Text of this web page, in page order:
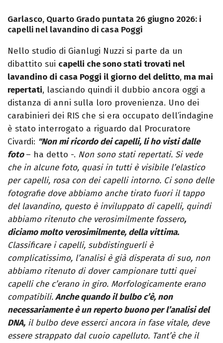
Garlasco, Quarto Grado puntata 26 giugno 2026: i
capelli nel lavandino di casa Poggi
Nello studio di Gianlugi Nuzzi si parte da un
dibattito sui capelli che sono stati trovati nel
lavandino di casa Poggi il giorno del delitto, ma mai
repertati, lasciando quindi il dubbio ancora oggi a
distanza di anni sulla loro provenienza. Uno dei
carabinieri dei RIS che si era occupato dell’indagine
è stato interrogato a riguardo dal Procuratore
Civardi: "Non mi ricordo dei capelli, li ho visti dalle
foto – ha detto -. Non sono stati repertati. Si vede
che in alcune foto, quasi in tutti è visibile l’elastico
per capelli, rosa con dei capelli intorno. Ci sono delle
fotografie dove abbiamo anche tirato fuori il tappo
del lavandino, questo è inviluppato di capelli, quindi
abbiamo ritenuto che verosimilmente fossero,
diciamo molto verosimilmente, della vittima.
Classificare i capelli, subdistinguerli è
complicatissimo, l’analisi è già disperata di suo, non
abbiamo ritenuto di dover campionare tutti quei
capelli che c’erano in giro. Morfologicamente erano
compatibili.Anche quando il bulbo c’è, non
necessariamente è un reperto buono per l’analisi del
DNA, il bulbo deve esserci ancora in fase vitale, deve
essere strappato dal cuoio capelluto. Tant’è che il